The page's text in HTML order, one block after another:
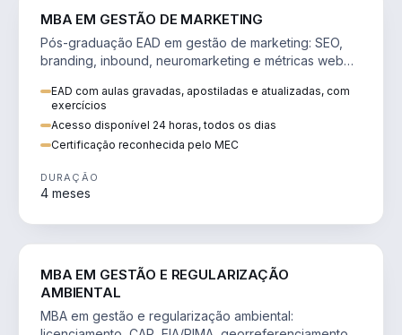
MBA EM GESTÃO DE MARKETING
Pós-graduação EAD em gestão de marketing: SEO,
branding, inbound, neuromarketing e métricas web
EAD com aulas gravadas, apostiladas e atualizadas, com
exercícios
Acesso disponível 24 horas, todos os dias
Certificação reconhecida pelo MEC
DURAÇÃO
4 meses
MBA EM GESTÃO E REGULARIZAÇÃO
AMBIENTAL
MBA em gestão e regularização ambiental: